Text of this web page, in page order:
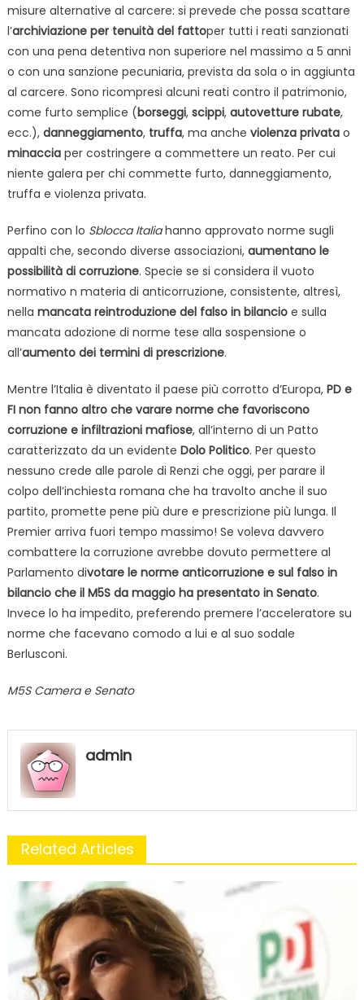
misure alternative al carcere: si prevede che possa scattare
l’archiviazione per tenuità del fattoper tutti i reati sanzionati
con una pena detentiva non superiore nel massimo a 5 anni
o con una sanzione pecuniaria, prevista da sola o in aggiunta
al carcere. Sono ricompresi alcuni reati contro il patrimonio,
come furto semplice (borseggi, scippi, autovetture rubate,
ecc.), danneggiamento, truffa, ma anche violenza privatao
minaccia per costringere a commettere un reato. Per cui
niente galera per chi commette furto, danneggiamento,
truffa e violenza privata.
Perfino con lo Sblocca Italiahanno approvato norme sugli
appalti che, secondo diverse associazioni, aumentano le
possibilità di corruzione. Specie se si considera il vuoto
normativo n materia di anticorruzione, consistente, altresì,
nella mancata reintroduzione del falso in bilancioe sulla
mancata adozione di norme tese alla sospensione o
all’aumento dei termini di prescrizione.
Mentre l’Italia è diventato il paese più corrotto d’Europa, PD e
FI non fanno altro che varare norme che favoriscono
corruzione e infiltrazioni mafiose, all’interno di un Patto
caratterizzato da un evidente Dolo Politico. Per questo
nessuno crede alle parole di Renzi che oggi, per parare il
colpo dell’inchiesta romana che ha travolto anche il suo
partito, promette pene più dure e prescrizione più lunga. Il
Premier arriva fuori tempo massimo! Se voleva davvero
combattere la corruzione avrebbe dovuto permettere al
Parlamento divotare le norme anticorruzione e sul falso in
bilancio che il M5S da maggio ha presentato in Senato.
Invece lo ha impedito, preferendo premere l’acceleratore su
norme che facevano comodo a lui e al suo sodale
Berlusconi.
M5S Camera e Senato
admin
Related Articles